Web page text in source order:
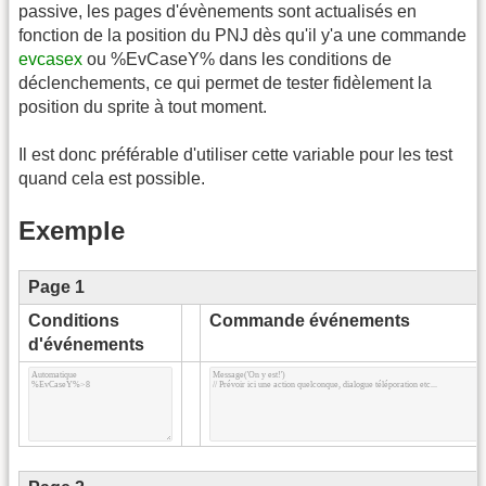
passive, les pages d'évènements sont actualisés en
fonction de la position du PNJ dès qu'il y'a une commande
evcasex ou %EvCaseY% dans les conditions de
déclenchements, ce qui permet de tester fidèlement la
position du sprite à tout moment.
Il est donc préférable d'utiliser cette variable pour les test
quand cela est possible.
Exemple
Page 1
Conditions
d'événements
Commande événements